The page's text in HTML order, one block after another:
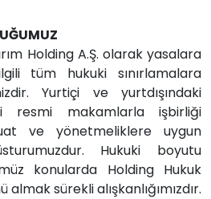
Holding A.Ş. olarak yasalara
tüm hukuki sınırlamalara
Yurtiçi ve yurtdışındaki
resmi makamlarla işbirliği
ve yönetmeliklere uygun
Hukuki boyutu
konularda Holding Hukuk
sürekli alışkanlığımızdır.